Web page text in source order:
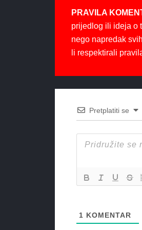
PRAVILA
prijedlog ili ideja o
nego napredak
li respektirali
Pretplatiti se
1 KOMENTAR